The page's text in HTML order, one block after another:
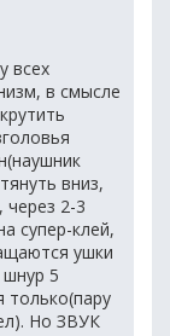
всех
в смысле
вниз,
2-3
супер-клей,
ушки
5
Но ЗВУК